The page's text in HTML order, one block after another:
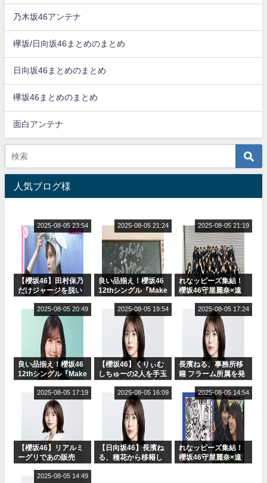
乃木坂46アンテナ
欅坂/日向坂46まとめのまとめ
日向坂46まとめのまとめ
欅坂46まとめのまとめ
面白アンテナ
人気ブログ様
【櫻坂46】田村保乃
だけジャージを脱い
2025-08-05 23:54
良い品揃え！櫻坂46
12thシングル『Make
ャルグッズ絶賛販売
2025-08-05 21:24
れなッピーズ集結！
櫻坂46守屋麗奈×遠
ット！」水曜スタジ
オ出演決定
2025-08-05 21:19
良い品揃え！櫻坂46
12thシングル『Make
ャルグッズ絶賛販売
2025-08-05 20:49
【櫻坂46】くりぃむ
しちゅーの2人を手玉
りぃむナンタラ】
2025-08-05 19:54
長濱ねる、事務所移
籍 フラーム所属を発
2025-08-05 17:24
【櫻坂46】リアルミ
ーグリであの販売
Break』オフィシャ
2025-08-05 17:19
【日向坂46】長濱ね
る、種花から移籍し
2025-08-05 16:09
れなッピーズ集結！
櫻坂46守屋麗奈×遠
2025-08-05 14:54
2025-08-05 14:49